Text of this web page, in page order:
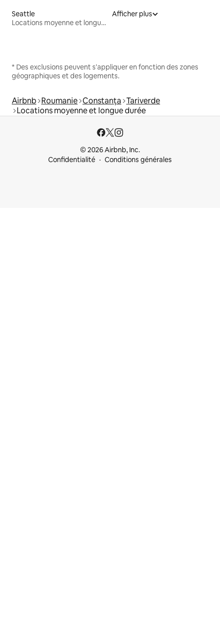
Seattle
Locations moyenne et longue durée
Afficher plus
* Des exclusions peuvent s'appliquer en fonction des zones
géographiques et des logements.
Airbnb Roumanie Constanța Tariverde
Locations moyenne et longue durée
© 2026 Airbnb, Inc.
Confidentialité
Conditions générales